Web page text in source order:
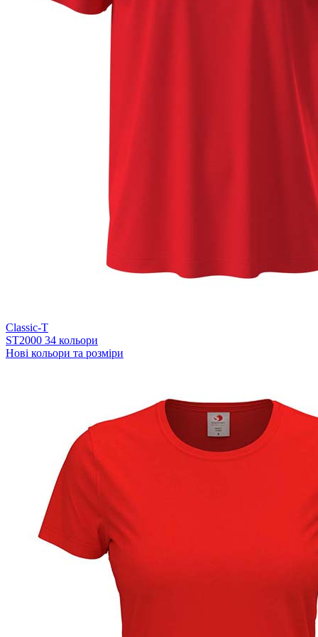
Dark Chocolate (DCH)
Blue Midnight Dip (BMD)
Light Grey Melange (LGM)
Classic-T
ST2000 34 кольори
Нові кольори та розміри